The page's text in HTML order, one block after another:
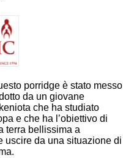
porridge è stato messo
da un giovane
che ha studiato
e che ha l’obiettivo di
terra bellissima a
uscire da una situazione di